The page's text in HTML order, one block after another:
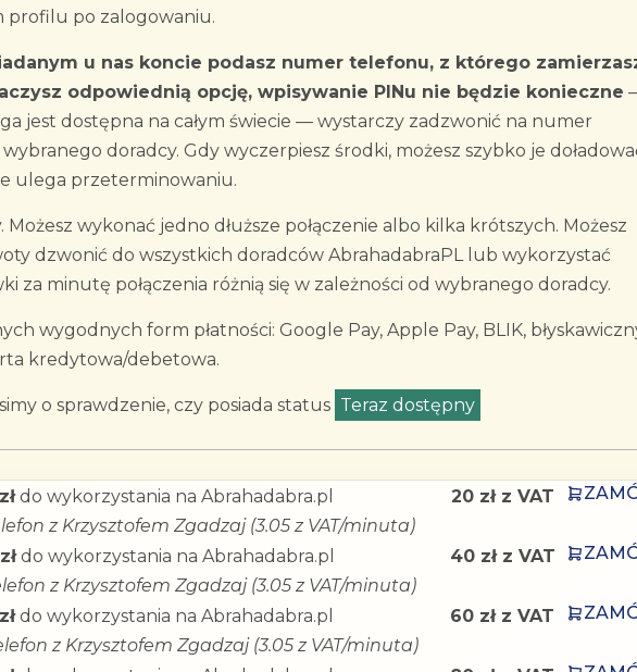
profilu po zalogowaniu.
u nas koncie podasz numer telefonu, z którego
odpowiednią opcję, wpisywanie PINu nie będzie konieczne
jest dostępna na całym świecie — wystarczy zadzwonić na numer
doradcy. Gdy wyczerpiesz środki, możesz szybko je
ulega przeterminowaniu.
wykonać jedno dłuższe połączenie albo kilka krótszych. Możesz
dzwonić do wszystkich doradców AbrahadabraPL lub wykorzystać
za minutę połączenia różnią się w zależności od wybranego doradcy.
wygodnych form płatności: Google Pay, Apple Pay, BLIK,
kredytowa/debetowa.
o sprawdzenie, czy posiada status Teraz dostępny
do wykorzystania na Abrahadabra.pl
z Krzysztofem Zgadzaj (3.05 z VAT/minuta)
20 zł z VAT
do wykorzystania na Abrahadabra.pl
z Krzysztofem Zgadzaj (3.05 z VAT/minuta)
40 zł z VAT
do wykorzystania na Abrahadabra.pl
z Krzysztofem Zgadzaj (3.05 z VAT/minuta)
60 zł z VAT